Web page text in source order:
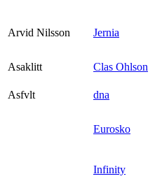
Arvid Nilsson Jernia
Asaklitt
Clas Ohlson
Asfvlt
dna
Eurosko
Infinity